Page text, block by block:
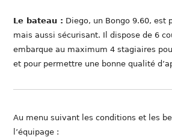
Le bateau : Diego, un Bongo 9.60, est
mais aussi sécurisant. Il dispose de 6
embarque au maximum 4 stagiaires
et pour permettre une bonne qualité
Au menu suivant les conditions et les
l’équipage :